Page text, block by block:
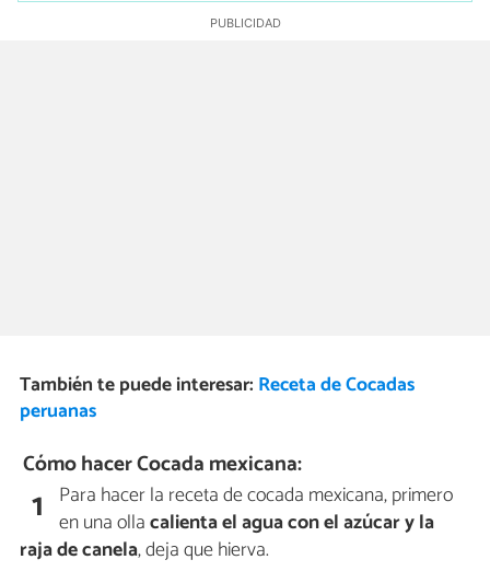
También te puede interesar: Receta de Cocadas
peruanas
Cómo hacer Cocada mexicana:
1 Para hacer la receta de cocada mexicana, primero
en una ollacalienta el agua con el azúcar y la
raja de canela, deja que hierva.